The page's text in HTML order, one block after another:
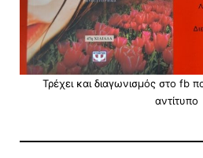
Τρέχει και διαγωνισμός στο fb
αντίτυπο